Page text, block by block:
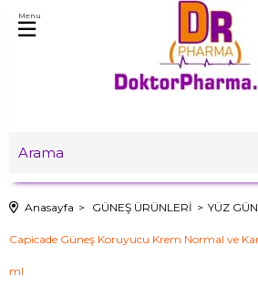
Menu
Anasayfa GÜNEŞ ÜRÜNLERİ YÜZ
Capicade Güneş Koruyucu Krem Normal ve
ml